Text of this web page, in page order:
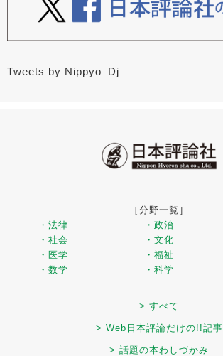
Tweets by Nippyo_Dj
［分野一覧］
・法律
・政治
・社会
・文化
・医学
・福祉
・数学
・科学
> すべて
> Web日本評論だけの!!記事
> 話題の本わしづかみ